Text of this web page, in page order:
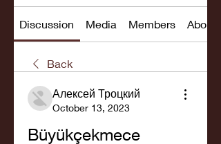
Discussion Media Members About
Back
Алексей Троцкий
October 13, 2023
Büyükçekmece